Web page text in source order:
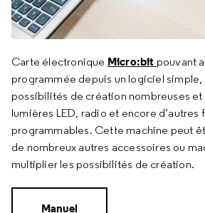
Carte électronique Micro:bit pouvant
programmée depuis un logiciel
possibilités de création nombreuses et
lumières LED, radio et encore
programmables. Cette machine peut
de nombreux autres accessoires ou
multiplier les possibilités de création.
Manuel